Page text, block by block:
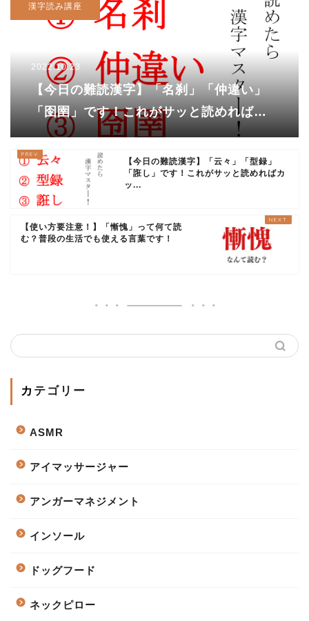
漢字読み講座
2022.10.23
【今日の難読漢字】「名刹」「仲違い」
「囹圉」です！これがサッと読めればカ
ッコいい!!
【今日の難読漢字】「云々」「型録」
「誑し」です！これがサッと読めればカ
ッ...
【使い方要注意！】「慚愧」って何て読
む？普段の生活でも使える言葉です！
カテゴリー
ASMR
アイマッサージャー
アンガーマネジメント
インソール
ドッグフード
ネックピロー